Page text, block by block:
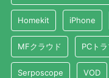
Homekit iPhone
MFクラウド PCト
Serposcope VOD